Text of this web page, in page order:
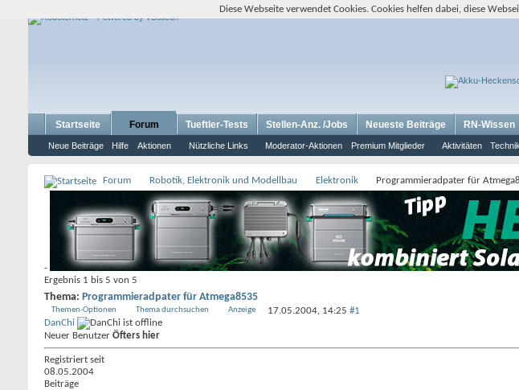
Startseite Forum
Neue Beiträge Hilfe Aktionen Nützliche Links Moderator-Aktionen Premium Mitglieder Aktivitäten
Tueftler-Tests Stellen-Anz. /Jobs Neueste Beiträge RN-Wissen
Forum Robotik, Elektronik und Modellbau Elektronik Programmieradpater für
-
Ergebnis 1 bis 5 von 5
Thema: Programmieradpater für Atmega8535
Themen-Optionen Thema durchsuchen Anzeige 17.05.2004, 14:25 #1
DanChi
Neuer Benutzer Öfters hier
Registriert seit
08.05.2004
Beiträge
Diese Webseite verwendet Cookies. Cookies helfen dabei, diese